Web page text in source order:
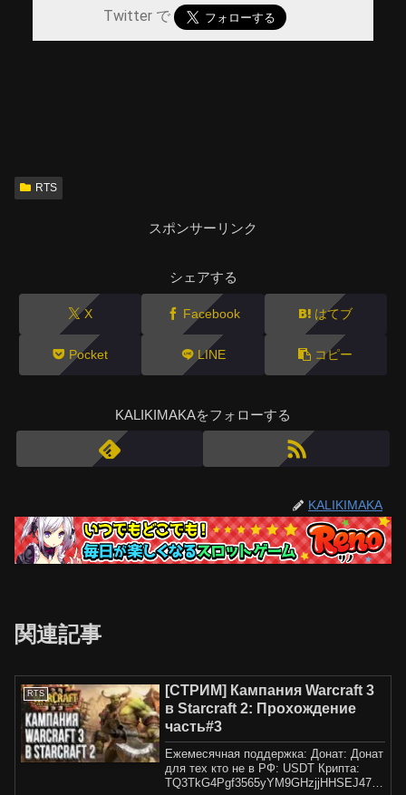
Twitter で
RTS
スポンサーリンク
シェアする
X Facebook はてブ
Pocket LINE コピー
KALIKIMAKAをフォローする
KALIKIMAKA
関連記事
RTS
[СТРИМ] Кампания Warcraft 3
в Starcraft 2: Прохождение
часть#3
Ежемесячная поддержка: Донат: Донат
для тех кто не в РФ: USDT Крипта:
TQ3TkG4Pgf3565yYM9GHzjjHHSEJ47U